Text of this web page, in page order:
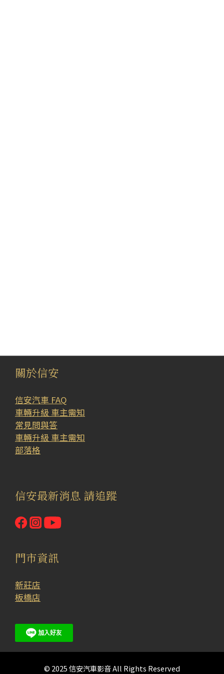
關於信安
信安汽車 FAQ
車輛升級 車主需知
常見問與答
車輛升級 車主需知
部落格
信安最新消息 請追蹤
門市資訊
新莊店
板橋店
© 2025 信安汽車影音 All Rights Reserved